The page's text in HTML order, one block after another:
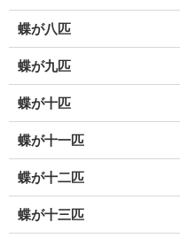
蝶が八匹
蝶が九匹
蝶が十匹
蝶が十一匹
蝶が十二匹
蝶が十三匹